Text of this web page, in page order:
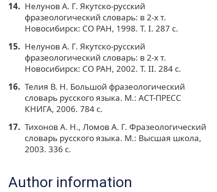
Нелунов А. Г. Якутско-русский
фразеологический словарь: в 2-х т.
Новосибирск: СО РАН, 1998. Т. I. 287 с.
Нелунов А. Г. Якутско-русский
фразеологический словарь: в 2-х т.
Новосибирск: СО РАН, 2002. Т. II. 284 с.
Телия В. Н. Большой фразеологический
словарь русского языка. М.: АСТ-ПРЕСС
КНИГА, 2006. 784 с.
Тихонов А. Н., Ломов А. Г. Фразеологический
словарь русского языка. М.: Высшая школа,
2003. 336 с.
Author information